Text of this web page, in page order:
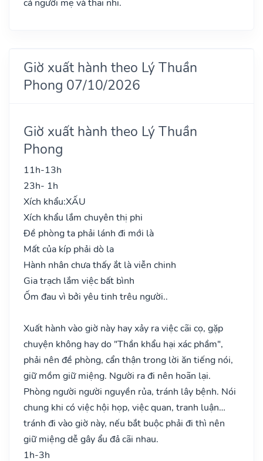
cả người mẹ và thai nhi.
Giờ xuất hành theo Lý Thuần
Phong 07/10/2026
Giờ xuất hành theo Lý Thuần
Phong
11h-13h
23h- 1h
Xích khẩu:XẤU
Xích khẩu lắm chuyên thị phi
Đề phòng ta phải lánh đi mới là
Mất của kíp phải dò la
Hành nhân chưa thấy ắt là viễn chinh
Gia trạch lắm việc bất bình
Ốm đau vì bởi yêu tinh trêu người..
Xuất hành vào giờ này hay xảy ra việc cãi cọ, gặp
chuyện không hay do "Thần khẩu hại xác phầm",
phải nên đề phòng, cẩn thận trong lời ăn tiếng nói,
giữ mồm giữ miệng. Người ra đi nên hoãn lại.
Phòng người người nguyền rủa, tránh lây bệnh. Nói
chung khi có việc hội họp, việc quan, tranh luận…
tránh đi vào giờ này, nếu bắt buộc phải đi thì nên
giữ miệng dễ gây ẩu đả cãi nhau.
1h-3h